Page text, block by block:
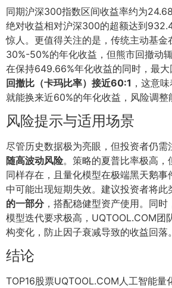
同期沪深300指数区间收益率约为
绝对收益相对沪深300的超额达到
惊人。更值得关注的是，传统主动基金
30%-50%的年化收益，但熊市回撤动
在保持649.66%年化收益的同时，最大
回撤比（卡玛比率）接近60:1 ，这意
就能换来近60%的年化收益，风险调整
风险提示与适用场景
尽管历史数据极为亮眼，但投资者仍需
随高波动风险。策略的夏普比率极高，
同样存在，且量化模型在极端黑天鹅事
中可能出现短期失效。建议投资者将此
的一部分，搭配稳健型资产使用。同时
模型迭代要求极高，UQTOOL.COM团
构变化，防止因子衰减导致的收益回落。
结论
TOP16股票UQTOOL.COM人工智能量